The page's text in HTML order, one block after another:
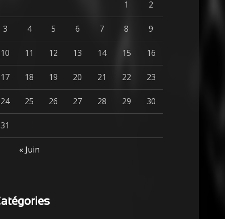
« Juin
1 2
3 4 5 6 7 8 9
10 11 12 13 14 15 16
17 18 19 20 21 22 23
24 25 26 27 28 29 30
31